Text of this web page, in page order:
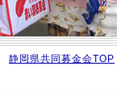
静岡県共同募金会TOP